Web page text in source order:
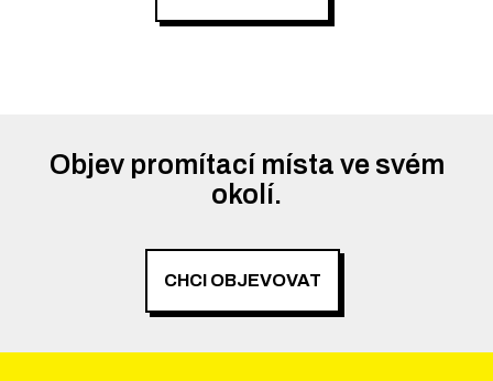
Objev promítací místa ve svém
okolí.
CHCI OBJEVOVAT